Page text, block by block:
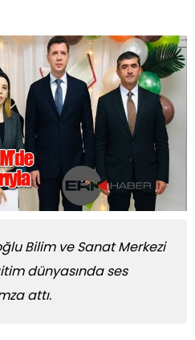
Bilim ve Sanat Merkezi
dünyasında ses
attı.